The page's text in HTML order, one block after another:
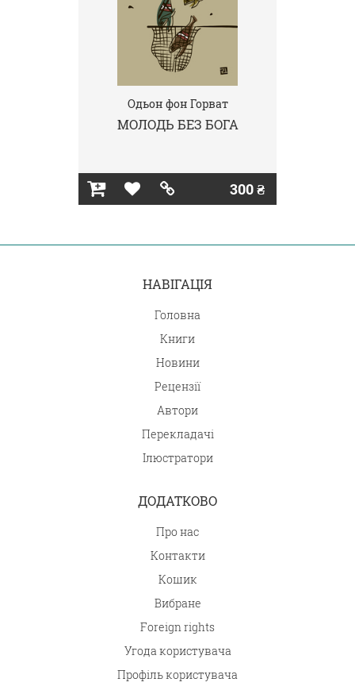
Одьон фон Горват
МОЛОДЬ БЕЗ БОГА
300 ₴
НАВІГАЦІЯ
Головна
Книги
Новини
Рецензії
Автори
Перекладачі
Ілюстратори
ДОДАТКОВО
Про нас
Контакти
Кошик
Вибране
Foreign rights
Угода користувача
Профіль користувача